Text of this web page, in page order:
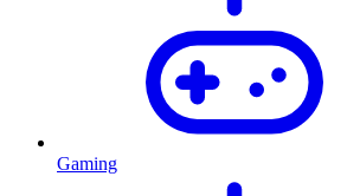
Gaming